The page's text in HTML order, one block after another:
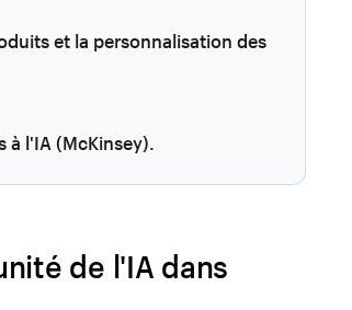
et la personnalisation des
à l'IA (McKinsey).
de l'IA dans